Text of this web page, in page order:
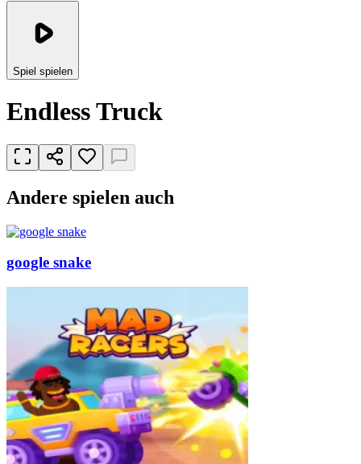
Spiel spielen
Endless Truck
Andere spielen auch
google snake